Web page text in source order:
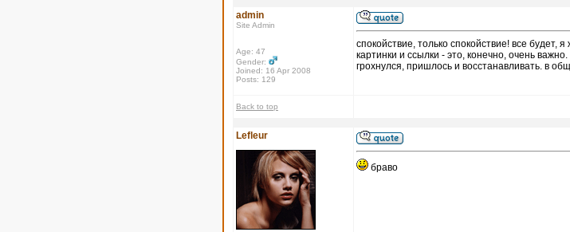
admin
Site Admin
Age: 47
Gender:
Joined: 16 Apr 2008
Posts: 129
спокойствие, только спокойствие! все будет,
картинки и ссылки - это, конечно, очень
грохнулся, пришлось и восстанавливать. в
Back to top
Lefleur
браво